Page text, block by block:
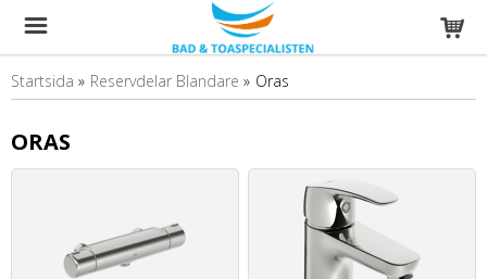
Startsida » Reservdelar Blandare » Oras
ORAS